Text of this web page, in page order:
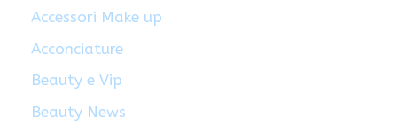
Accessori Make up
Acconciature
Beauty e Vip
Beauty News